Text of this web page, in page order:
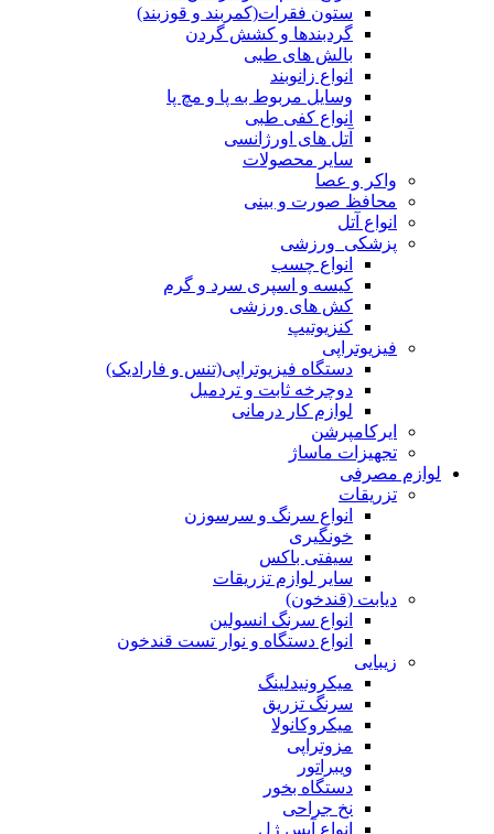
ستون فقرات(کمربند و قوزبند)
گردبندها و کشش گردن
بالش های طبی
انواع زانوبند
وسایل مربوط به پا و مچ پا
انواع کفی طبی
آتل های اورژانسی
سایر محصولات
واکر و عصا
محافظ صورت و بینی
انواع آتل
پزشکی_ورزشی
انواع چسب
کیسه و اسپری سرد و گرم
کش های ورزشی
کنزیوتیپ
فیزیوتراپی
دستگاه فیزیوتراپی(تنس و فارادیک)
دوچرخه ثابت و تردمیل
لوازم کار درمانی
ایرکامپرشن
تجهیزات ماساژ
لوازم مصرفی
تزریقات
انواع سرنگ و سرسوزن
خونگیری
سیفتی باکس
سایر لوازم تزریقات
دیابت (قندخون)
انواع سرنگ انسولین
انواع دستگاه و نوار تست قندخون
زیبایی
میکرونیدلینگ
سرنگ تزریق
میکروکانولا
مزوتراپی
ویبراتور
دستگاه بخور
نخ جراحی
انواع آیس ژل